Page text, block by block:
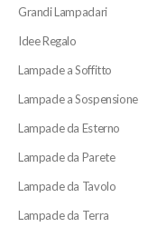
Grandi Lampadari
Idee Regalo
Lampade a Soffitto
Lampade a Sospensione
Lampade da Esterno
Lampade da Parete
Lampade da Tavolo
Lampade da Terra